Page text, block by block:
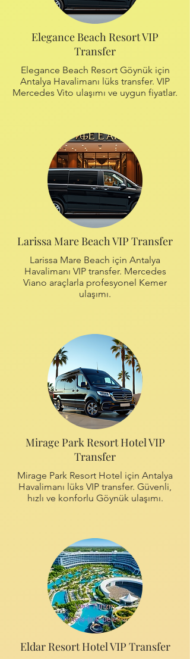
Elegance Beach Resort VIP
Transfer
Elegance Beach Resort Göynük için
Antalya Havalimanı lüks transfer. VIP
Mercedes Vito ulaşımı ve uygun fiyatlar.
Larissa Mare Beach VIP Transfer
Larissa Mare Beach için Antalya
Havalimanı VIP transfer. Mercedes
Viano araçlarla profesyonel Kemer
ulaşımı.
Mirage Park Resort Hotel VIP
Transfer
Mirage Park Resort Hotel için Antalya
Havalimanı lüks VIP transfer. Güvenli,
hızlı ve konforlu Göynük ulaşımı.
Eldar Resort Hotel VIP Transfer